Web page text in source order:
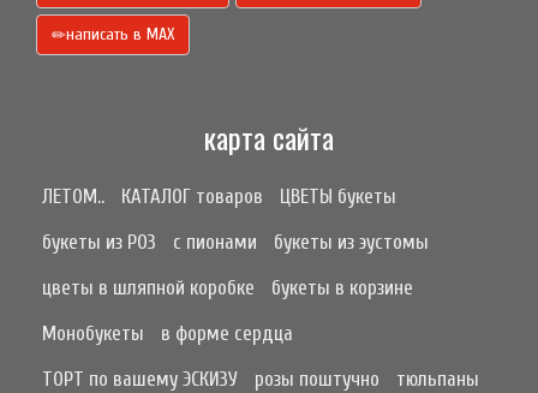
написать в МАХ
карта сайта
ЛЕТОМ.. КАТАЛОГ товаров
ЦВЕТЫ букеты
букеты из РОЗ
с пионами
букеты из эустомы
цветы в шляпной коробке
букеты в корзине
Монобукеты
в форме сердца
ТОРТ по вашему ЭСКИЗУ
розы поштучно
тюльпаны